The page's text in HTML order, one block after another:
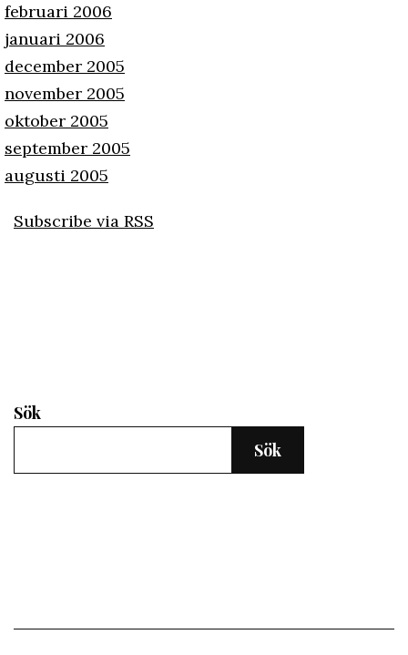
februari 2006
januari 2006
december 2005
november 2005
oktober 2005
september 2005
augusti 2005
Subscribe via RSS
Sök
Sök